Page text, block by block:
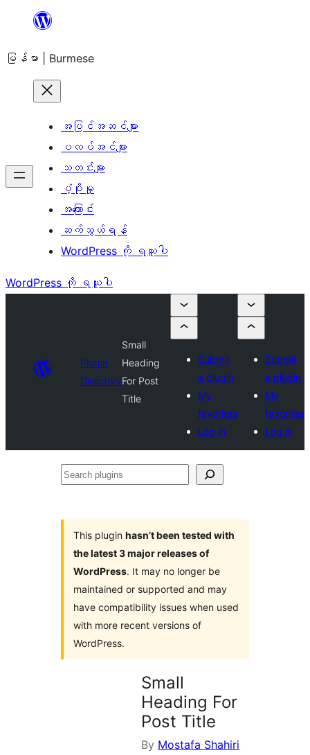
အကြောင်းအရာ
ကျော်သွား
မြန်မာ | Burmese
အပြင်အဆင်များ
ပလပ်အင်များ
သတင်းများ
ပံ့ပိုးမှု
အကြောင်း
ဆက်သွယ်ရန်
WordPress ကို ရယူပါ
WordPress ကို ရယူပါ
Plugin
Directory
Small
Heading
For Post
Title
Submit
a plugin
My
favorites
Log in
Submit
a plugin
My
favorites
Log in
Search
This plugin hasn’t been tested with
the latest 3 major releases of
WordPress. It may no longer be
maintained or supported and may
have compatibility issues when used
with more recent versions of
WordPress.
Small
Heading For
Post Title
By Mostafa Shahiri